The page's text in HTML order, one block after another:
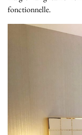
fonctionnelle.